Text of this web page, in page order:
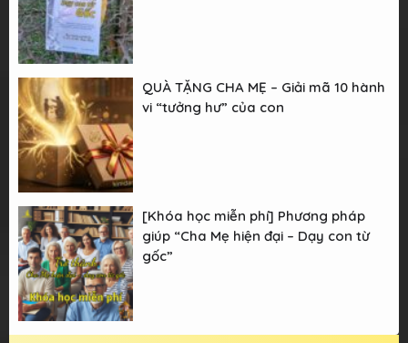
QUÀ TẶNG CHA MẸ – Giải mã 10 hành
vi “tưởng hư” của con
[Khóa học miễn phí] Phương pháp
giúp “Cha Mẹ hiện đại – Dạy con từ
gốc”